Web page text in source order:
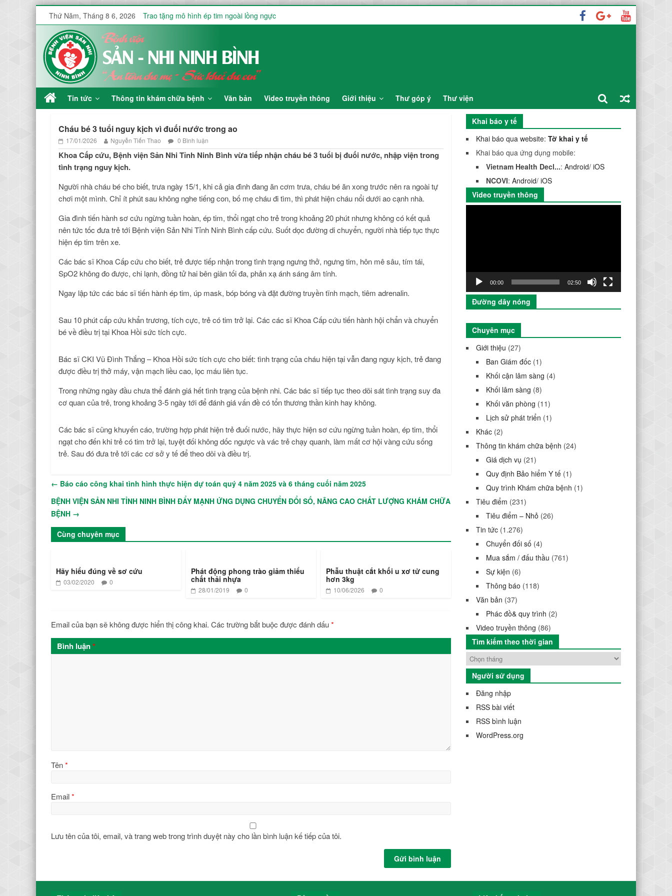
Thứ Năm, Tháng 8 6, 2026
Trao tặng mô hình ép tim ngoài lồng ngực
HƯỞNG ỨNG TUẦN LỄ THẾ GIỚI NUÔI CON BẰNG SỮA MẸ (01–07/8) TẠI KHOA ĐẺ
HƯỞNG ỨNG TUẦN LỄ THẾ GIỚI NUÔI CON BẰNG SỮA MẸ (01–07/8) TẠI KHOA SẢN BỆNH
Những người giữ nhịp sống
SÀNG LỌC TRƯỚC SINH – VÌ MỘT TƯƠNG LAI VẸN TRÒN CHO BÉ
Tin tức Thông tin khám chữa bệnh Văn bản Video truyền thông Giới thiệu Thư góp ý Thư viện
Cháu bé 3 tuổi nguy kịch vì đuối nước trong ao
17/01/2026 Nguyễn Tiến Thao 0 Bình luận
Khoa Cấp cứu, Bệnh viện Sản Nhi Tỉnh Ninh Bình vừa tiếp nhận cháu bé 3 tuổi bị đuối nước, nhập viện trong
tình trạng nguy kịch.
Người nhà cháu bé cho biết, trưa ngày 15/1, khi cả gia đình đang ăn cơm trưa, cháu bé ăn xong trước nên ra ngoài tự
chơi một mình. Chỉ ít phút sau không nghe tiếng con, bố mẹ cháu đi tìm, thì phát hiện cháu nổi dưới ao cạnh nhà.
Gia đình tiến hành sơ cứu ngừng tuần hoàn, ép tim, thổi ngạt cho trẻ trong khoảng 20 phút nhưng không có kết quả
nên tức tốc đưa trẻ tới Bệnh viện Sản Nhi Tỉnh Ninh Bình cấp cứu. Suốt dọc đường di chuyển, người nhà tiếp tục thực
hiện ép tim trên xe.
Các bác sĩ Khoa Cấp cứu cho biết, trẻ được tiếp nhận trong tình trạng ngưng thở, ngưng tim, hôn mê sâu, tím tái,
SpO2 không đo được, chi lạnh, đồng tử hai bên giãn tối đa, phản xạ ánh sáng âm tính.
Ngay lập tức các bác sĩ tiến hành ép tim, úp mask, bóp bóng và đặt đường truyền tĩnh mạch, tiêm adrenalin.
Sau 10 phút cấp cứu khẩn trương, tích cực, trẻ có tim trở lại. Các các sĩ Khoa Cấp cứu tiến hành hội chẩn và chuyển
bé về điều trị tại Khoa Hồi sức tích cực.
Bác sĩ CKI Vũ Đình Thắng – Khoa Hồi sức tích cực cho biết: tình trạng của cháu hiện tại vẫn đang nguy kịch, trẻ đang
được điều trị thở máy, vận mạch liều cao, lọc máu liên tục.
Trong những ngày đầu chưa thể đánh giá hết tình trạng của bệnh nhi. Các bác sĩ tiếp tục theo dõi sát tình trạng suy đa
cơ quan của trẻ, trong khoảng 3-5 ngày tới để đánh giá vấn đề có tổn thương thần kinh hay không.
Các bác sĩ cũng khuyến cáo, trường hợp phát hiện trẻ đuối nước, hãy thực hiện sơ cứu ngừng tuần hoàn, ép tim, thổi
ngạt cho đến khi trẻ có tim trở lại, tuyệt đối không dốc ngược và vác trẻ chạy quanh, làm mất cơ hội vàng cứu sống
trẻ. Sau đó đưa trẻ tới các cơ sở y tế để theo dõi và điều trị.
← Báo cáo công khai tình hình thực hiện dự toán quý 4 năm 2025 và 6 tháng cuối năm 2025
BỆNH VIỆN SẢN NHI TỈNH NINH BÌNH ĐẨY MẠNH ỨNG DỤNG CHUYỂN ĐỔI SỐ, NÂNG CAO CHẤT LƯỢNG KHÁM CHỮA
BỆNH →
Cùng chuyên mục
Hãy hiểu đúng về sơ cứu
03/02/2020 0
Phát động phong trào giảm thiểu
chất thải nhựa
28/01/2019 0
Phẫu thuật cắt khối u xơ tử cung
hơn 3kg
10/06/2026 0
Email của bạn sẽ không được hiển thị công khai. Các trường bắt buộc được đánh dấu*
Bình luận*
Tên*
Email*
Lưu tên của tôi, email, và trang web trong trình duyệt này cho lần bình luận kế tiếp của tôi.
Khai báo y tế
Khai báo qua website: Tờ khai y tế
Khai báo qua ứng dụng mobile:
Vietnam Health Decl...: Android/ iOS
NCOVI: Android/ iOS
Video truyền thông
00:00 02:50
Đường dây nóng
Chuyên mục
Giới thiệu (27)
Ban Giám đốc (1)
Khối cận lâm sàng (4)
Khối lâm sàng (8)
Khối văn phòng (11)
Lịch sử phát triển (1)
Khác (2)
Thông tin khám chữa bệnh (24)
Giá dịch vụ (21)
Quy định Bảo hiểm Y tế (1)
Quy trình Khám chữa bệnh (1)
Tiêu điểm (231)
Tiêu điểm – Nhỏ (26)
Tin tức (1.276)
Chuyển đối số (4)
Mua sắm / đấu thầu (761)
Sự kiện (6)
Thông báo (118)
Văn bản (37)
Phác đồ& quy trình (2)
Video truyền thông (86)
Tìm kiếm theo thời gian
Người sử dụng
Đăng nhập
RSS bài viết
RSS bình luận
WordPress.org